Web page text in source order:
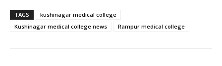
TAGS
kushinagar medical college
Kushinagar medical college news
Rampur medical college